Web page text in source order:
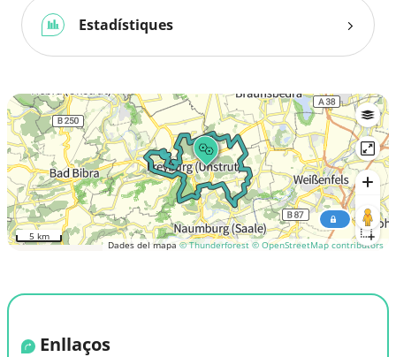
Estadístiques
Dades del mapa© Thunderforest © OpenStreetMap contributors
5 km
Enllaços